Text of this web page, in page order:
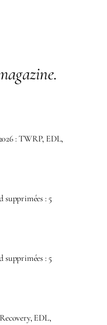
.
: TWRP, EDL,
supprimées : 5
supprimées : 5
EDL,